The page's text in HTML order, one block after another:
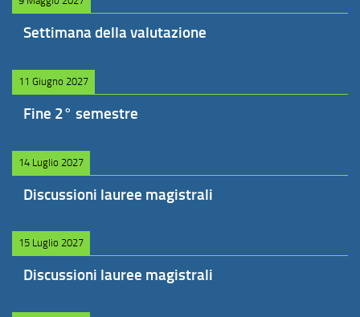
Settimana della valutazione
11 Giugno 2027
Fine 2° semestre
14 Luglio 2027
Discussioni lauree magistrali
15 Luglio 2027
Discussioni lauree magistrali